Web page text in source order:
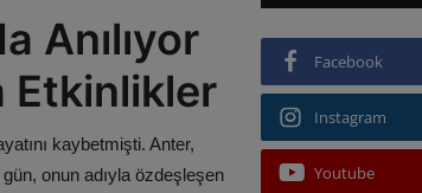
Anılıyor
Etkinlikler
kaybetmişti. Anter,
onun adıyla özdeşleşen
Facebook
Instagram
Youtube